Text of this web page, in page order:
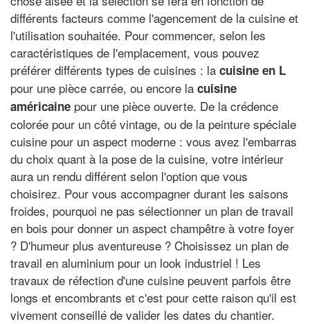
différents facteurs comme l'agencement de la cuisine et
l'utilisation souhaitée. Pour commencer, selon les
caractéristiques de l'emplacement, vous pouvez
préférer différents types de cuisines : la cuisine en L
pour une pièce carrée, ou encore la cuisine
américaine pour une pièce ouverte. De la crédence
colorée pour un côté vintage, ou de la peinture spéciale
cuisine pour un aspect moderne : vous avez l'embarras
du choix quant à la pose de la cuisine, votre intérieur
aura un rendu différent selon l'option que vous
choisirez. Pour vous accompagner durant les saisons
froides, pourquoi ne pas sélectionner un plan de travail
en bois pour donner un aspect champêtre à votre foyer
? D'humeur plus aventureuse ? Choisissez un plan de
travail en aluminium pour un look industriel ! Les
travaux de réfection d'une cuisine peuvent parfois être
longs et encombrants et c'est pour cette raison qu'il est
vivement conseillé de valider les dates du chantier.